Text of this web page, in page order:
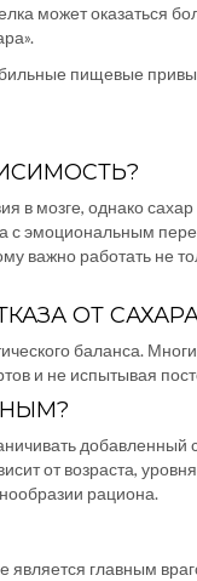
может оказаться
пищевые
в мозге, однако
с эмоциональным
важно работать не
ОТ
баланса.
и не испытывая
добавленный
от возраста,
рациона.
главным